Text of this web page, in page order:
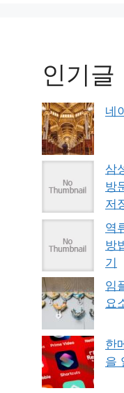
인기글
네
삼
방
저
역
방
기
임
요
한
을